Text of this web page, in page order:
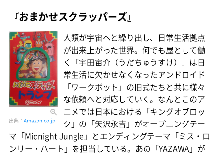
『おまかせスクラッパーズ』
出典： Amazon.co.jp
人類が宇宙へと繰り出し、日常生活拠点
が出来上がった世界。何でも屋として働
く「宇田宙介（うだちゅうすけ）」は日
常生活に欠かせなくなったアンドロイド
「ワークボット」の旧式たちと共に様々
な依頼へと対応していく。なんとこのア
ニメでは日本における「キングオブロッ
ク」の「矢沢永吉」がオープニングテー
マ「Midnight Jungle」とエンディングテーマ「ミス・ロ
ンリー・ハート」を担当している。あの「YAZAWA」が